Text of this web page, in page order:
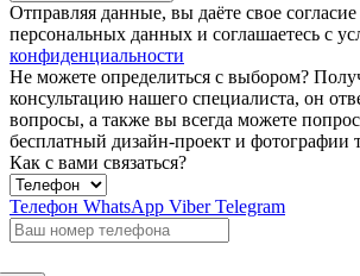
Отправляя данные, вы даёте свое
персональных данных и соглашаетесь с
конфиденциальности
Не можете определиться с выбором?
консультацию нашего специалиста, он
вопросы, а также вы всегда можете
бесплатный дизайн-проект и фотографии
Как с вами связаться?
Телефон WhatsApp ViberTelegram